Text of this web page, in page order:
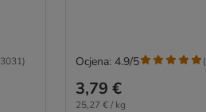
3031)
3,79 €
25,27 € / kg
Ocjena: 4.9/5 (